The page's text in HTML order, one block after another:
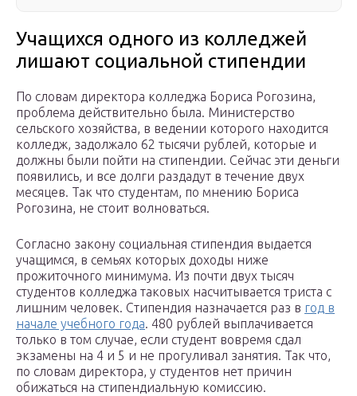
Учащихся одного из колледжей
лишают социальной стипендии
По словам директора колледжа Бориса Рогозина,
проблема действительно была. Министерство
сельского хозяйства, в ведении которого находится
колледж, задолжало 62 тысячи рублей, которые и
должны были пойти на стипендии. Сейчас эти деньги
появились, и все долги раздадут в течение двух
месяцев. Так что студентам, по мнению Бориса
Рогозина, не стоит волноваться.
Согласно закону социальная стипендия выдается
учащимся, в семьях которых доходы ниже
прожиточного минимума. Из почти двух тысяч
студентов колледжа таковых насчитывается триста с
лишним человек. Стипендия назначается раз в год в
начале учебного года. 480 рублей выплачивается
только в том случае, если студент вовремя сдал
экзамены на 4 и 5 и не прогуливал занятия. Так что,
по словам директора, у студентов нет причин
обижаться на стипендиальную комиссию.